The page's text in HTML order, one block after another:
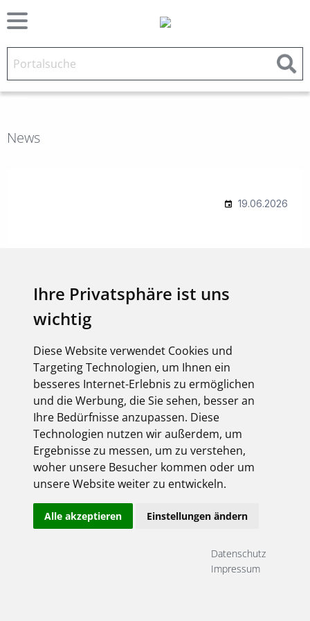
Ihre Privatsphäre ist uns
wichtig
Diese Website verwendet Cookies und
Targeting Technologien, um Ihnen ein
besseres Internet-Erlebnis zu ermöglichen
und die Werbung, die Sie sehen, besser an
Ihre Bedürfnisse anzupassen. Diese
Technologien nutzen wir außerdem, um
Ergebnisse zu messen, um zu verstehen,
woher unsere Besucher kommen oder um
unsere Website weiter zu entwickeln.
Alle akzeptieren Einstellungen ändern
Datenschutz
Impressum
News